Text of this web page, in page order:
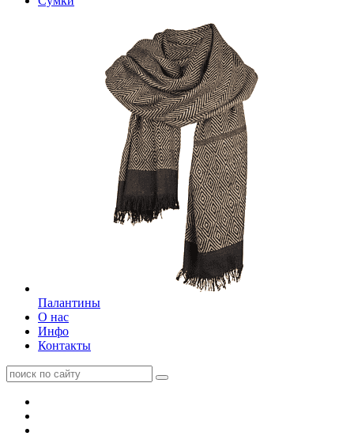
Палантины
О нас
Инфо
Контакты